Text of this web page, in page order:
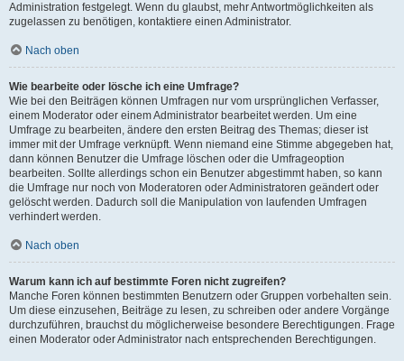
Administration festgelegt. Wenn du glaubst, mehr Antwortmöglichkeiten als
zugelassen zu benötigen, kontaktiere einen Administrator.
Nach oben
Wie bearbeite oder lösche ich eine Umfrage?
Wie bei den Beiträgen können Umfragen nur vom ursprünglichen Verfasser,
einem Moderator oder einem Administrator bearbeitet werden. Um eine
Umfrage zu bearbeiten, ändere den ersten Beitrag des Themas; dieser ist
immer mit der Umfrage verknüpft. Wenn niemand eine Stimme abgegeben hat,
dann können Benutzer die Umfrage löschen oder die Umfrageoption
bearbeiten. Sollte allerdings schon ein Benutzer abgestimmt haben, so kann
die Umfrage nur noch von Moderatoren oder Administratoren geändert oder
gelöscht werden. Dadurch soll die Manipulation von laufenden Umfragen
verhindert werden.
Nach oben
Warum kann ich auf bestimmte Foren nicht zugreifen?
Manche Foren können bestimmten Benutzern oder Gruppen vorbehalten sein.
Um diese einzusehen, Beiträge zu lesen, zu schreiben oder andere Vorgänge
durchzuführen, brauchst du möglicherweise besondere Berechtigungen. Frage
einen Moderator oder Administrator nach entsprechenden Berechtigungen.